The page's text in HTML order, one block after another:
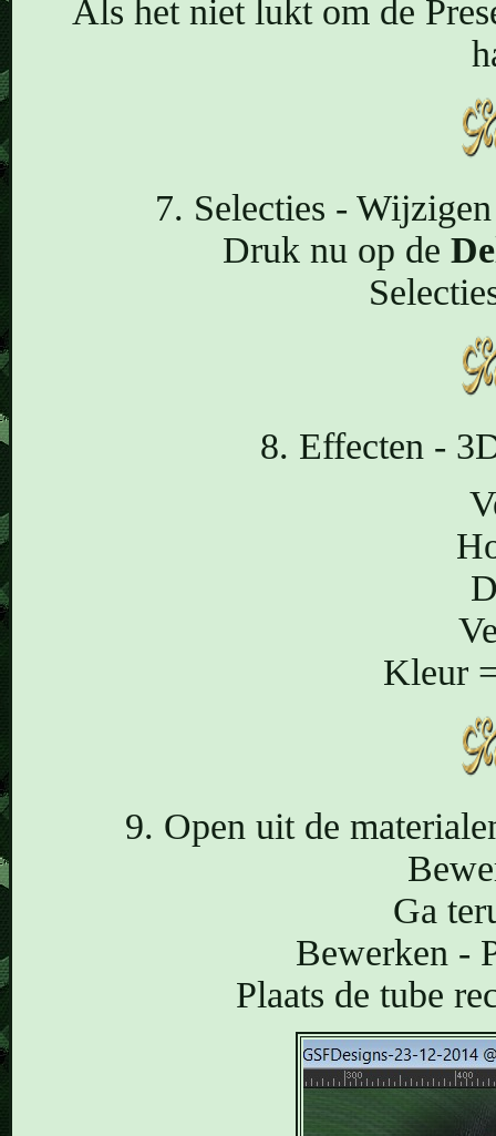
Als het niet lukt om de
7. Selecties -
Druk nu op de
8. Effecten -
Kleur
9. Open uit de
Ga
Bewerken -
Plaats de tube